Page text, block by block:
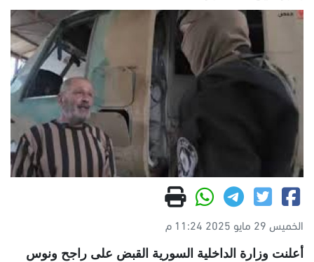
الخميس 29 مايو 2025 11:24 م
أعلنت وزارة الداخلية السورية القبض على راجح ونوس